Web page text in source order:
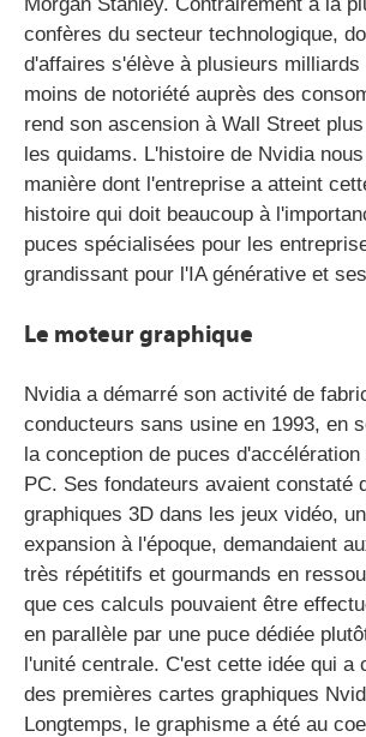
confères du secteur technologique,
d'affaires s'élève à plusieurs
moins de notoriété auprès des
rend son ascension à Wall Street
les quidams. L'histoire de Nvidia
manière dont l'entreprise a atteint
histoire qui doit beaucoup à
puces spécialisées pour les
grandissant pour l'IA générative et
Le moteur graphique
Nvidia a démarré son activité de
conducteurs sans usine en 1993, en
la conception de puces
PC. Ses fondateurs avaient constaté
graphiques 3D dans les jeux vidéo,
expansion à l'époque, demandaient
très répétitifs et gourmands en
que ces calculs pouvaient être
en parallèle par une puce dédiée
l'unité centrale. C'est cette idée qui a
des premières cartes graphiques
Longtemps, le graphisme a été au